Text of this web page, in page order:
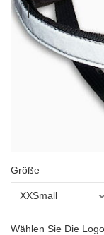
Größe
Wählen Sie Die